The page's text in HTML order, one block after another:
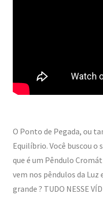
O Ponto de Pegada, ou
Equilíbrio. Você buscou o
que é um Pêndulo
vem nos pêndulos da Luz
grande ? TUDO NESSE